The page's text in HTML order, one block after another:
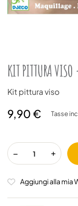
KIT PITTURA
Kit pittura viso
9,90 € Tasse
Aggiungi alla mia